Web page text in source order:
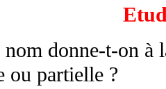
nom donne-t-on à
ou partielle ?